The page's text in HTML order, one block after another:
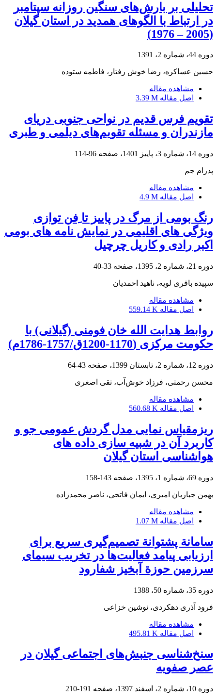
تحلیلی بر بارش‌های سنگین روزانه سپتامبر
در ارتباط با الگوهای همدید در استان گیلان
(2005 – 1976)
دوره 44، شماره 2، 1391
حسین عساکره، رضا خوش رفتار، فاطمه ستوده
مشاهده مقاله
اصل مقاله 3.39 M
تقویم فرس قدیم در نواحی جنوبی دریای
مازندران و مسئله تقویم‌های دیلمی و طبری
دوره 14، شماره 3، پاییز 1401، صفحه 96-114
پدرام جم
مشاهده مقاله
اصل مقاله 4.9 M
رنگ بومی از مرگ در پاییز تا ِفن توازی
ویژگی های اقلیمی در نمایش نامه های بومی
اکبر رادی و کاریل چرچیل
دوره 21، شماره 2، 1395، صفحه 33-40
سپیده باقری لویه، ناهید احمدیان
مشاهده مقاله
اصل مقاله 559.14 K
روابط هدایت الله خان فومنی (گیلانی) با
حکومت مرکزی (1170-1200ق/1757-1786م)
دوره 12، شماره 2، تابستان 1399، صفحه 43-64
محسن رحمتی، فرزاد خوش‌آب، تقی اصغری
مشاهده مقاله
اصل مقاله 560.68 K
ریزمقیاس نمایی مدل گردش عمومی جو و
کاربرد آن در شبیه سازی داده های
هواشناسی استان گیلان
دوره 69، شماره 1، 1395، صفحه 143-158
بهمن جباریان امیری، ایمان فاتحی، ناصر محمدزاده
مشاهده مقاله
اصل مقاله 1.07 M
سامانة پشتوانة تصمیم‌گیری سریع برای
ارزیابی پیامد فعالیت‌ها در تخریب سیمای
سرزمین حوزة آبخیز شفارود
دوره 35، شماره 50، 1388
فرود آذری دهکردی، نوشین خزاعی
مشاهده مقاله
اصل مقاله 495.81 K
سنخ‌شناسی جنبش‌های اجتماعی گیلان در
عصر صفویه
دوره 10، شماره 2، اسفند 1397، صفحه 191-210